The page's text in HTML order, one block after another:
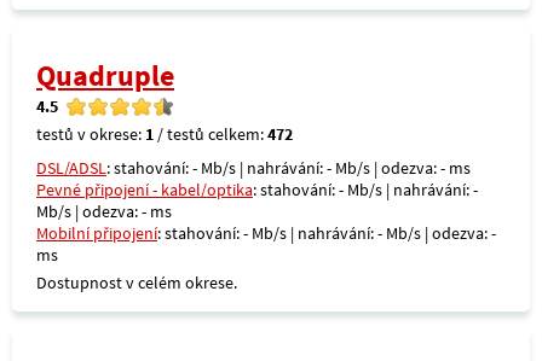
Quadruple
4.5
testů v okrese: 1 / testů celkem:472
DSL/ADSL: stahování: - Mb/s | nahrávání: - Mb/s | odezva: - ms
Pevné připojení - kabel/optika: stahování: - Mb/s | nahrávání: -
Mb/s | odezva: - ms
Mobilní připojení: stahování: - Mb/s | nahrávání: - Mb/s | odezva: -
ms
Dostupnost v celém okrese.